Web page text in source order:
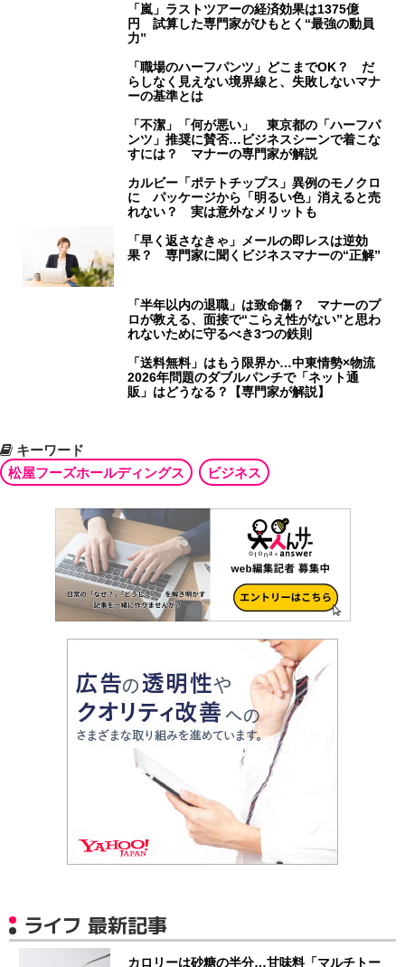
「嵐」ラストツアーの経済効果は1375億
円 試算した専門家がひもとく“最強の動員
力”
「職場のハーフパンツ」どこまでOK？ だ
らしなく見えない境界線と、失敗しないマナ
ーの基準とは
「不潔」「何が悪い」 東京都の「ハーフパ
ンツ」推奨に賛否…ビジネスシーンで着こな
すには？ マナーの専門家が解説
カルビー「ポテトチップス」異例のモノクロ
に パッケージから「明るい色」消えると売
れない？ 実は意外なメリットも
「早く返さなきゃ」メールの即レスは逆効
果？ 専門家に聞くビジネスマナーの“正解”
「半年以内の退職」は致命傷？ マナーのプ
ロが教える、面接で“こらえ性がない”と思わ
れないために守るべき3つの鉄則
「送料無料」はもう限界か…中東情勢×物流
2026年問題のダブルパンチで「ネット通
販」はどうなる？【専門家が解説】
キーワード
松屋フーズホールディングス
ビジネス
ライフ 最新記事
カロリーは砂糖の半分…甘味料「マルチトー